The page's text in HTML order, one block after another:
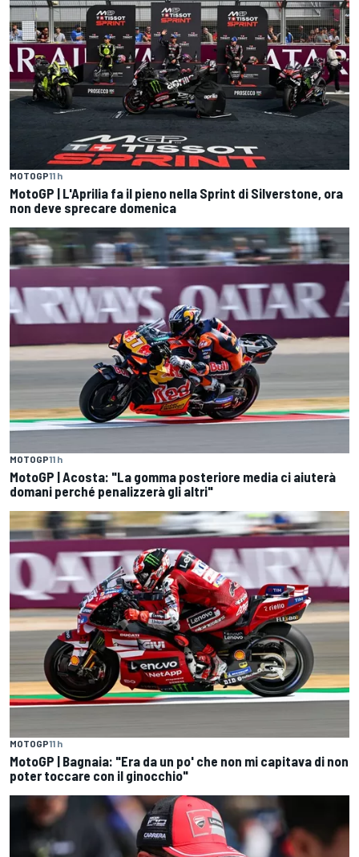
MOTOGP11 h
MotoGP | L'Aprilia fa il pieno nella Sprint di Silverstone, ora
non deve sprecare domenica
MOTOGP11 h
MotoGP | Acosta: "La gomma posteriore media ci aiuterà
domani perché penalizzerà gli altri"
MOTOGP11 h
MotoGP | Bagnaia: "Era da un po' che non mi capitava di non
poter toccare con il ginocchio"